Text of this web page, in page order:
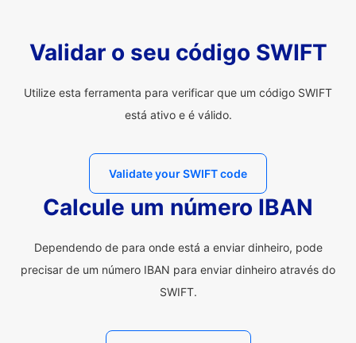
Validar o seu código SWIFT
Utilize esta ferramenta para verificar que um código SWIFT
está ativo e é válido.
Validate your SWIFT code
Calcule um número IBAN
Dependendo de para onde está a enviar dinheiro, pode
precisar de um número IBAN para enviar dinheiro através do
SWIFT.